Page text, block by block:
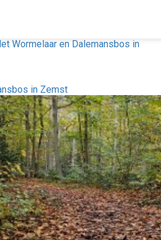
Wormelaar en Dalemansbos in
in Zemst